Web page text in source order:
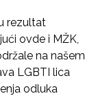
rezultat
ovde i MŽK,
na našem
LGBTI lica
odluka